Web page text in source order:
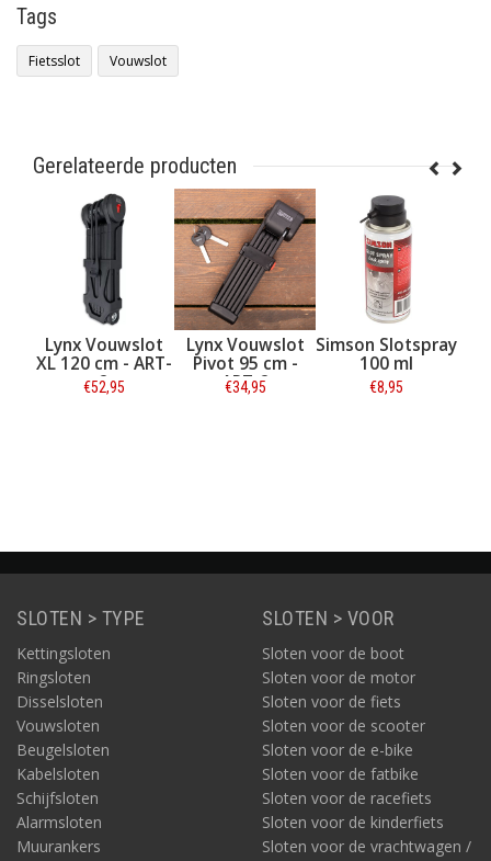
Tags
Fietsslot Vouwslot
Gerelateerde producten
- ART-
Lynx Vouwslot
Pivot 95 cm -
ART-2
Simson Slotspray
100 ml
Lynx
Stelix 110 CM -
8,3 MM - ART-2
SLOTEN > TYPE
Kettingsloten
Ringsloten
Disselsloten
Vouwsloten
Beugelsloten
Kabelsloten
Schijfsloten
Alarmsloten
Muurankers
SLOTEN > VOOR
Sloten voor de boot
Sloten voor de motor
Sloten voor de fiets
Sloten voor de scooter
Sloten voor de e-bike
Sloten voor de fatbike
Sloten voor de racefiets
Sloten voor de kinderfiets
Sloten voor de vrachtwagen /